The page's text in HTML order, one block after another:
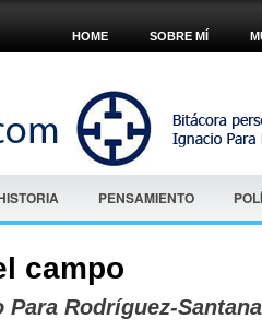
HOME SOBRE MÍ
PENSAMIENTO
campo
Para Rodríguez-Santana